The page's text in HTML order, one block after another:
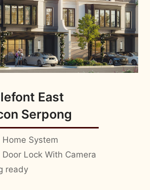
East
Serpong
System
Lock With Camera
ready